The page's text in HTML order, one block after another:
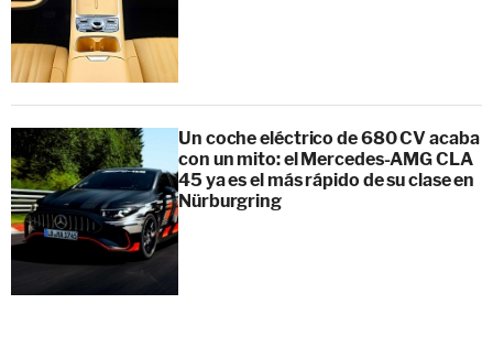
Un coche eléctrico de 680 CV acaba
con un mito: el Mercedes-AMG CLA
45 ya es el más rápido de su clase en
Nürburgring